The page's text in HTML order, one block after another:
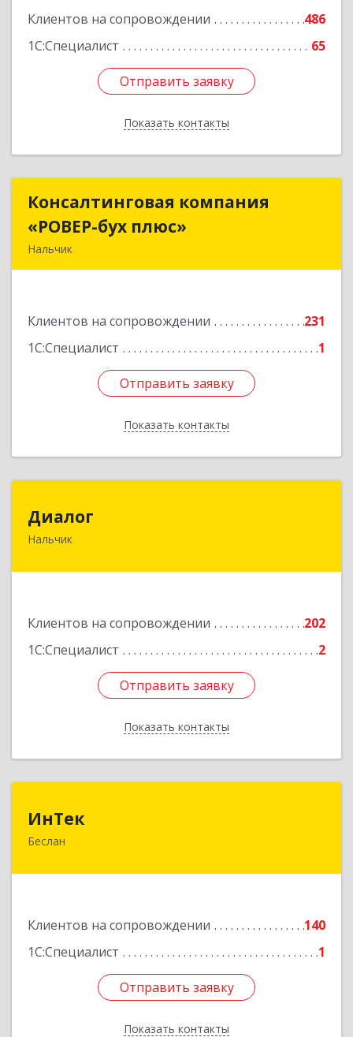
Клиентов на сопровождении
486
1С:Специалист
65
Отправить заявку
Показать контакты
Отправить заявку
Назад
Консалтинговая компания
«РОВЕР-бух плюс»
Нальчик
Клиентов на сопровождении
231
1С:Специалист
1
Отправить заявку
Показать контакты
Консалтинговая компания
«РОВЕР-бух плюс»
Подробнее
Отправить заявку
Назад
Диалог
Нальчик
Клиентов на сопровождении
202
1С:Специалист
2
Отправить заявку
Показать контакты
360016, Кабардино-Балкарская Респ, Нальчик г,
Отправить заявку
Назад
ИнТек
Беслан
Клиентов на сопровождении
140
1С:Специалист
1
Отправить заявку
Показать контакты
Подробнее
Отправить заявку
Назад